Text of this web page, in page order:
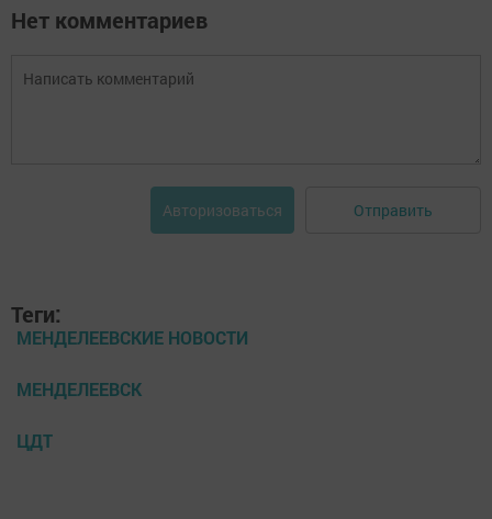
Нет комментариев
Авторизоваться Отправить
Теги:
МЕНДЕЛЕЕВСКИЕ НОВОСТИ
МЕНДЕЛЕЕВСК
ЦДТ